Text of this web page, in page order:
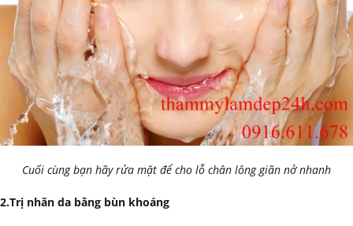
Cuối cùng bạn hãy rửa mặt để cho lỗ chân lông giãn nở nhanh
2.Trị nhăn da bằng bùn khoáng